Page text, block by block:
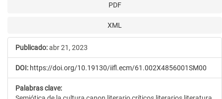
PDF
XML
Publicado:abr 21, 2023
DOI: https://doi.org/10.19130/iifl.ecm/61.002X4856001SM00
Palabras clave: